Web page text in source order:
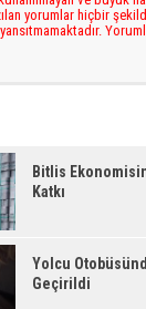
yorumlar hiçbir
Bitlis
Katkı
Yolcu
Geçirildi